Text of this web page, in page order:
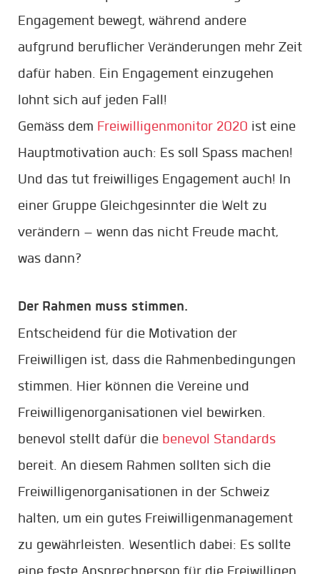
Engagement bewegt, während andere
aufgrund beruflicher Veränderungen mehr Zeit
dafür haben. Ein Engagement einzugehen
lohnt sich auf jeden Fall!
Gemäss dem Freiwilligenmonitor 2020 ist eine
Hauptmotivation auch: Es soll Spass machen!
Und das tut freiwilliges Engagement auch! In
einer Gruppe Gleichgesinnter die Welt zu
verändern – wenn das nicht Freude macht,
was dann?
Der Rahmen muss stimmen.
Entscheidend für die Motivation der
Freiwilligen ist, dass die Rahmenbedingungen
stimmen. Hier können die Vereine und
Freiwilligenorganisationen viel bewirken.
benevol stellt dafür die benevol Standards
bereit. An diesem Rahmen sollten sich die
Freiwilligenorganisationen in der Schweiz
halten, um ein gutes Freiwilligenmanagement
zu gewährleisten. Wesentlich dabei: Es sollte